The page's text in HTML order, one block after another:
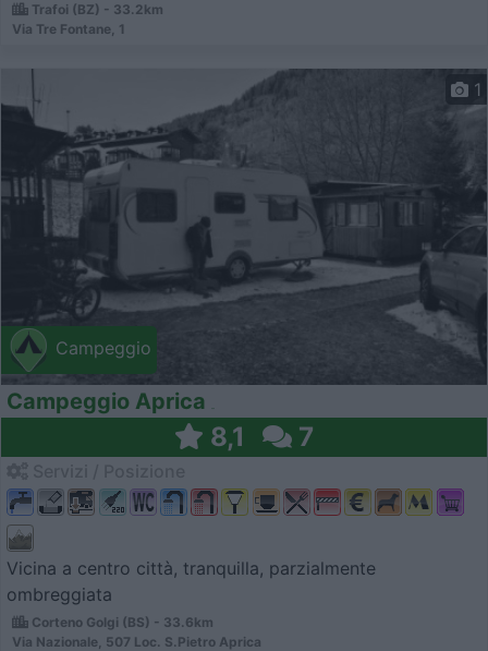
Trafoi (BZ) - 33.2km
Via Tre Fontane, 1
Campeggio
1
Campeggio Aprica
8,1 7
Vicina a centro città, tranquilla, parzialmente
ombreggiata
Corteno Golgi (BS) - 33.6km
Via Nazionale, 507 Loc. S.Pietro Aprica